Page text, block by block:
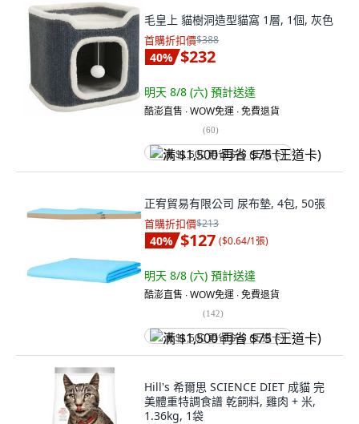
毛皇上 貓樹洞造型貓窩 1層, 1個, 灰色
首購折扣價$388
40% $232
明天 8/8 (六) 預計送達
酷澎直售 ∙ WOW免運 ∙ 免費退貨
(60)
满 $1,500 再省 $75 (王道卡)
正宥貿易有限公司 尿布墊, 4包, 50張
首購折扣價$213
40% $127 ($0.64/1張)
明天 8/8 (六) 預計送達
酷澎直售 ∙ WOW免運 ∙ 免費退貨
(142)
满 $1,500 再省 $75 (王道卡)
Hill's 希爾思 SCIENCE DIET 成貓 完
美體重特調食譜 乾飼料, 雞肉 + 米,
1.36kg, 1袋